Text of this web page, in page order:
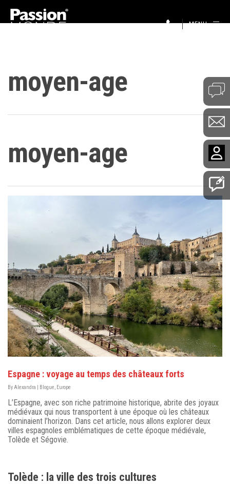
MENU
moyen-age
moyen-age
Espagne : voyage au temps des châteaux forts
By Alexandra Blogue Europe
L’Espagne, avec son riche patrimoine historique, abrite des joyaux
médiévaux qui nous transportent à une époque où les châteaux
dominaient l’horizon. Dans cet article, nous allons explorer deux
villes espagnoles emblématiques de cette époque médiévale,
Tolède et Ségovie.
Tolède : la ville des trois cultures